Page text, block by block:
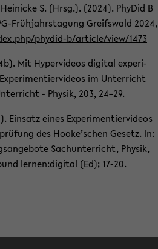
S. (Hrsg.). (2024). Phy­Did B
​Frühjahrstagung Greifs­wald 2024,
phydid-​b/ar­ti­cle/view/1473
Mit Hy­per­vi­de­os di­gi­tal ex­pe­ri­
im Un­ter­richt
- Phy­sik, 203, 24–29.
Ein­satz eines Ex­pe­ri­men­tier­vi­de­os
des Hooke’schen Ge­setz. In:
Sach­un­ter­richt, Phy­sik,
ler­nen:di­gi­tal (Ed); 17-20.